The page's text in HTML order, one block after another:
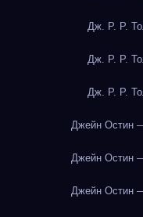
Дж. Р. Р.
Дж. Р. Р.
Дж. Р. Р.
Джейн Остин
Джейн Остин
Джейн Остин